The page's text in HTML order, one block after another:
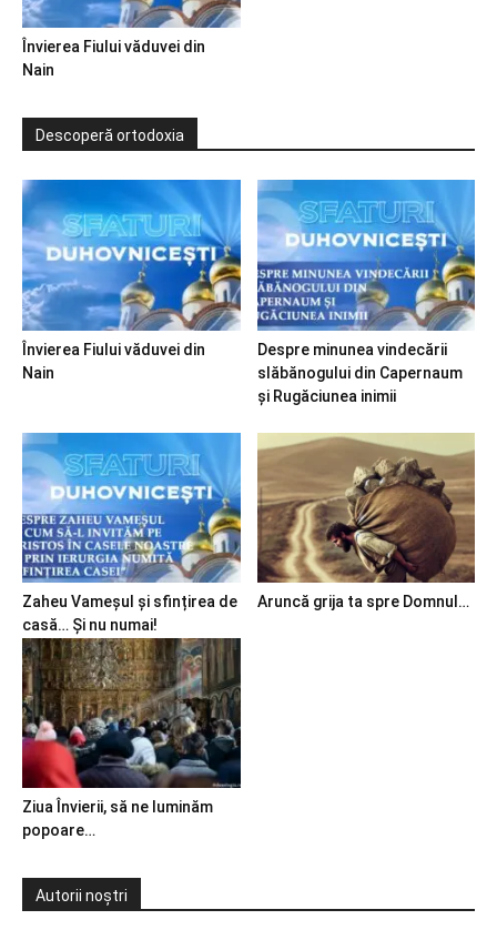
Învierea Fiului văduvei din
Nain
Descoperă ortodoxia
Învierea Fiului văduvei din
Nain
Despre minunea vindecării
slăbănogului din Capernaum
și Rugăciunea inimii
Zaheu Vameșul și sfințirea de
casă… Și nu numai!
Aruncă grija ta spre Domnul…
Ziua Învierii, să ne luminăm
popoare…
Autorii noștri